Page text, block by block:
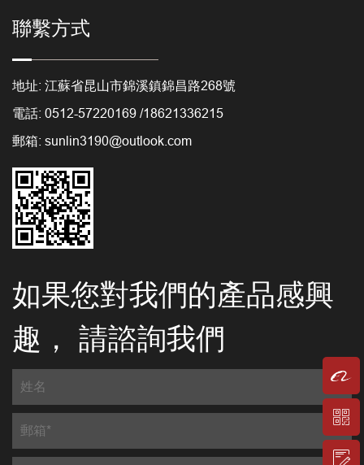
聯繫方式
地址: 江蘇省昆山市錦溪鎮錦昌路268號
電話: 0512-57220169 /18621336215
郵箱: sunlin3190@outlook.com
如果您對我們的產品感興
趣， 請諮詢我們